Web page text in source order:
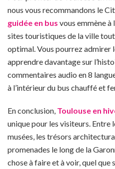
nous vous recommandons le
guidée en bus vous emmène
sites touristiques de la ville
optimal. Vous pourrez admirer
apprendre davantage sur
commentaires audio en 8
à l’intérieur du bus chauffé et
En conclusion, Toulouse en
unique pour les visiteurs. Entre
musées, les trésors
promenades le long de la
chose à faire et à voir, quel que